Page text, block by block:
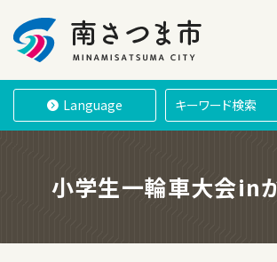
南さつま市
Language
小学生一輪車大会in